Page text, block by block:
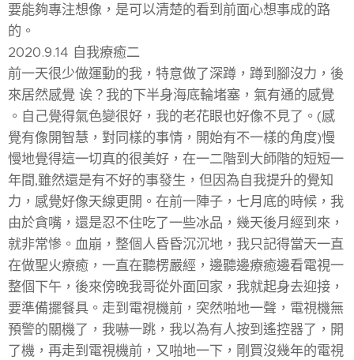
要能夠專注想像，是可以清楚的看到前面心想事成的路
的。
2020.9.14 自我療癒二
前一天很少做運動的我，特意做了深蹲，蹲到腳沒力，後
來居然感覺 诶？我的下半身海底輪堵塞，氣有通的感覺
。自己覺得氣色變很好，我的老花眼也好像不見了。(感
覺有像開智慧，對同樣的事情，開始有不一樣的角度)慢
慢地覺得這一切真的很美好，在一二階到大師階的短短一
年間,雖然還是有不好的事發生，但因為自我提升的覺知
力，感覺好像天線更開。在前一陣子，七月底的時候，我
由於貪嘴，還是忍不住吃了一些冰品，幾天後月經到來，
就非常慘。血崩，整個人昏昏沉沉地，我只記得當天一直
在做聖火療癒，一直在聽楞嚴經，邊聽邊療癒邊看電視一
整個下午，後來傍晚我哥從外面回家，我就起身去迎接，
要準備擺餐具。走到電視機前，突然啪地一聲，電視機無
預警的關機了，我嚇一跳，我以為有人按到遙控器了，開
了機，再走到電視機前，又啪地一下，剛買沒幾年的電視